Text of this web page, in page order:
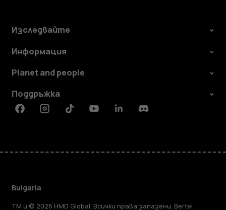
Изследвайте
Информация
Planet and people
Поддръжка
FacebookInstagramTiktokYoutubeLinkedinDiscord
Bulgaria
TM и © 2026 HMD Global. Всички права запазени. Bertel